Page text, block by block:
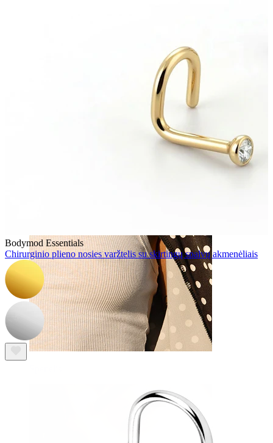
Bodymod Essentials
Chirurginio plieno nosies varžtelis su skirtingų spalvų akmenėliais